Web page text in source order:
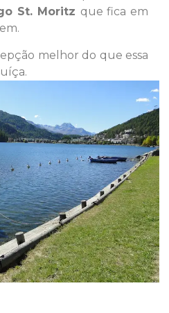
St. Moritz que fica em
melhor do que essa